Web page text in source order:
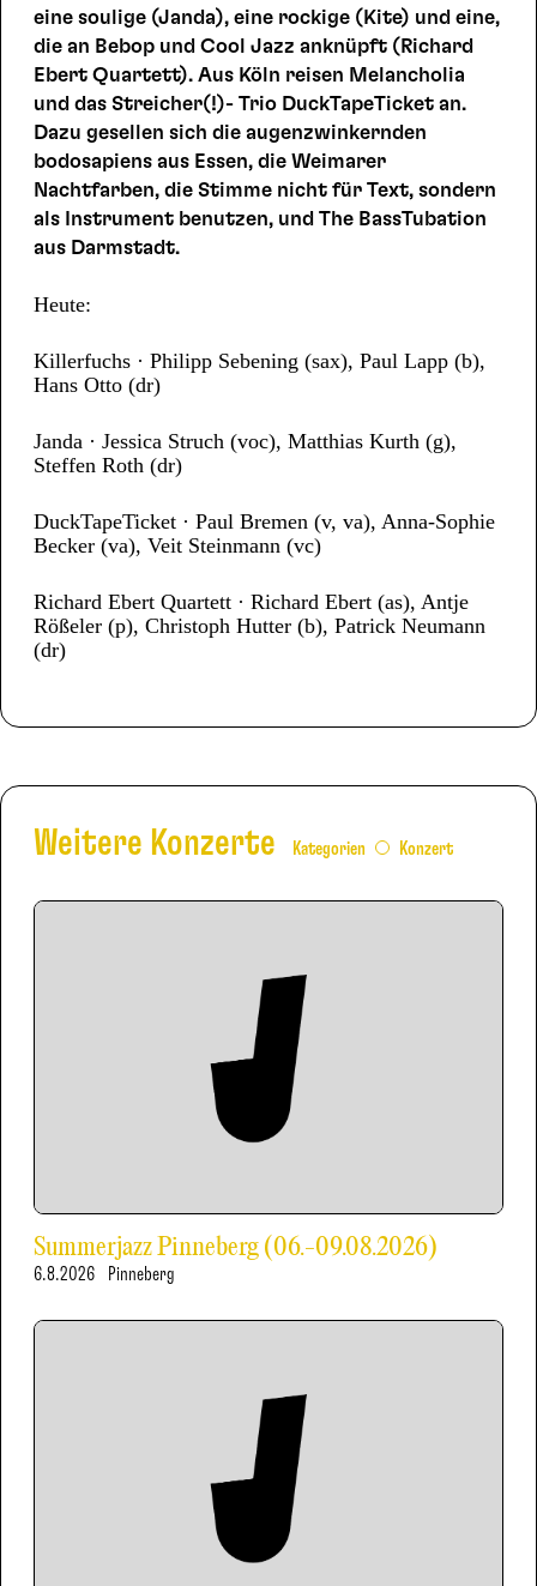
eine soulige (Janda), eine rockige (Kite) und eine,
die an Bebop und Cool Jazz anknüpft (Richard
Ebert Quartett). Aus Köln reisen Melancholia
und das Streicher(!)- Trio DuckTapeTicket an.
Dazu gesellen sich die augenzwinkernden
bodosapiens aus Essen, die Weimarer
Nachtfarben, die Stimme nicht für Text, sondern
als Instrument benutzen, und The BassTubation
aus Darmstadt.
Heute:
Killerfuchs · Philipp Sebening (sax), Paul Lapp (b),
Hans Otto (dr)
Janda · Jessica Struch (voc), Matthias Kurth (g),
Steffen Roth (dr)
DuckTapeTicket · Paul Bremen (v, va), Anna-Sophie
Becker (va), Veit Steinmann (vc)
Richard Ebert Quartett · Richard Ebert (as), Antje
Rößeler (p), Christoph Hutter (b), Patrick Neumann
(dr)
Weitere Konzerte Kategorien Konzert
Summerjazz Pinneberg (06.-09.08.2026)
6.8.2026 Pinneberg